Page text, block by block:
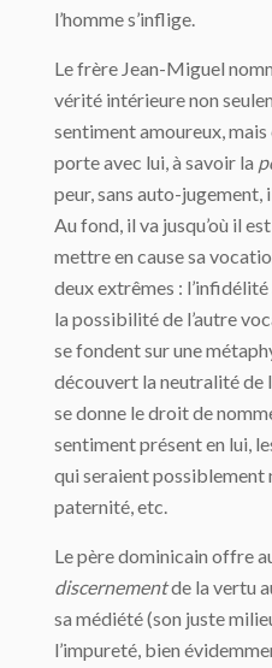
l’homme s’inflige.
Le frère Jean-Miguel
vérité intérieure non
sentiment amoureux, mais
porte avec lui, à savoir la
peur, sans auto-
Au fond, il va jusqu’où il
mettre en cause sa
deux extrêmes :
la possibilité de l’autre
se fondent sur une
découvert la neutralité de
se donne le droit de
sentiment présent en lui,
qui seraient possiblement
paternité, etc.
Le père dominicain offre
discernementde la vertu
sa médiété (son juste
l’impureté, bien